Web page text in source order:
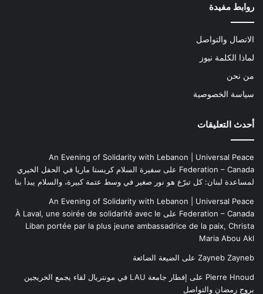
روابط مفيدة
الاتصال والتواصل
لماذا الكلمة نيوز
من نحن
سياسة الخصوصية
أحدث التعليقات
An Evening of Solidarity with Lebanon | Universal Peace
Federation – Canada على سفيرة السلام كريستا ماريا في الحفل الخيري
لمساعدة لبنان: كل تبرّع هو نور صغير في وسط عتمة كبيرة، والسلام يبدأ بنا
An Evening of Solidarity with Lebanon | Universal Peace
Federation – Canada على À Laval, une soirée de solidarité avec le
Liban portée par la plus jeune ambassadrice de la paix, Christa
Maria Abou Akl
Zayneb Zayneb على الضيعة الضائعة
Pierre Hnoud على
إفطار جامعة LAU في مونتريال لقاء يجمع الخريجين
بروح رمضان والتواصل